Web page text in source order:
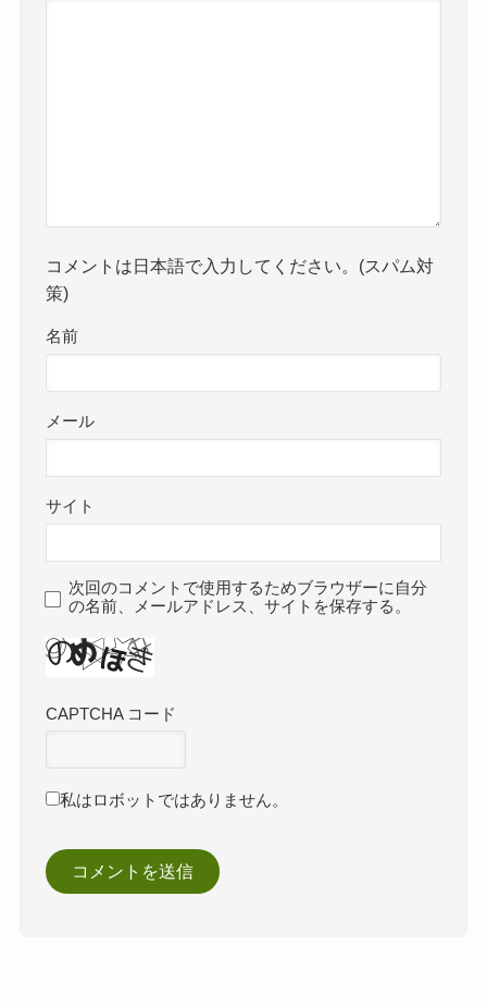
コメントは日本語で入力してください。(スパム対
策)
名前
メール
サイト
次回のコメントで使用するためブラウザーに自分
の名前、メールアドレス、サイトを保存する。
CAPTCHA コード
私はロボットではありません。